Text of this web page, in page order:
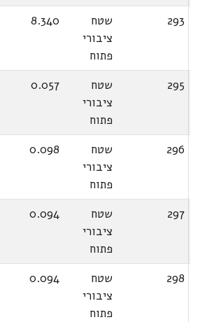
293
שטח
ציבורי
פתוח
8.340
295
שטח
ציבורי
פתוח
0.057
296
שטח
ציבורי
פתוח
0.098
297
שטח
ציבורי
פתוח
0.094
298
שטח
ציבורי
פתוח
0.094